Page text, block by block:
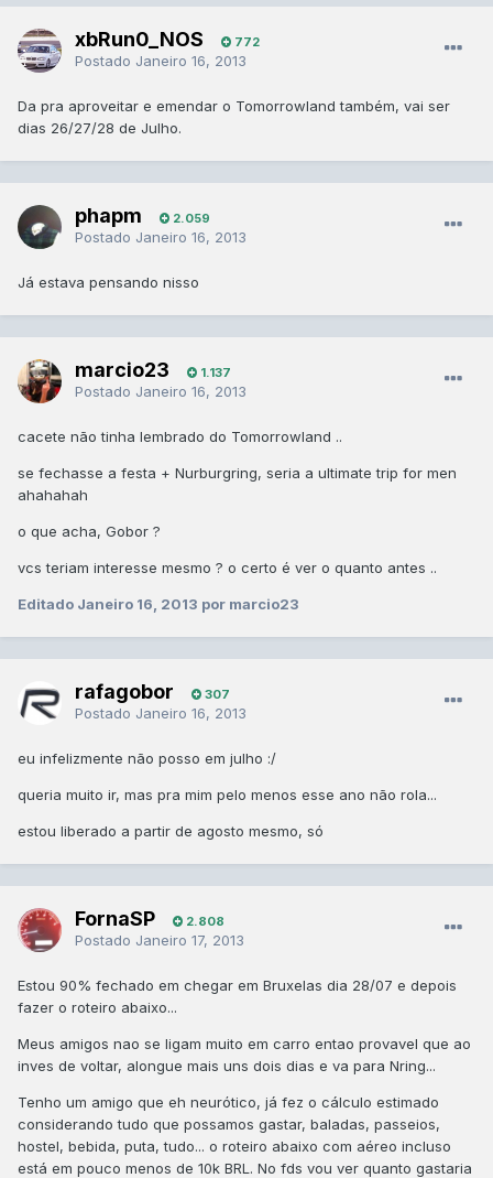
xbRun0_NOS 772
Postado Janeiro 16, 2013
Da pra aproveitar e emendar o Tomorrowland também, vai ser
dias 26/27/28 de Julho.
phapm 2.059
Postado Janeiro 16, 2013
Já estava pensando nisso
marcio23 1.137
Postado Janeiro 16, 2013
cacete não tinha lembrado do Tomorrowland ..
se fechasse a festa + Nurburgring, seria a ultimate trip for men
ahahahah
o que acha, Gobor ?
vcs teriam interesse mesmo ? o certo é ver o quanto antes ..
Editado Janeiro 16, 2013 por marcio23
rafagobor 307
Postado Janeiro 16, 2013
eu infelizmente não posso em julho :/
queria muito ir, mas pra mim pelo menos esse ano não rola...
estou liberado a partir de agosto mesmo, só
FornaSP 2.808
Postado Janeiro 17, 2013
Estou 90% fechado em chegar em Bruxelas dia 28/07 e depois
fazer o roteiro abaixo...
Meus amigos nao se ligam muito em carro entao provavel que ao
inves de voltar, alongue mais uns dois dias e va para Nring...
Tenho um amigo que eh neurótico, já fez o cálculo estimado
considerando tudo que possamos gastar, baladas, passeios,
hostel, bebida, puta, tudo... o roteiro abaixo com aéreo incluso
está em pouco menos de 10k BRL. No fds vou ver quanto gastaria